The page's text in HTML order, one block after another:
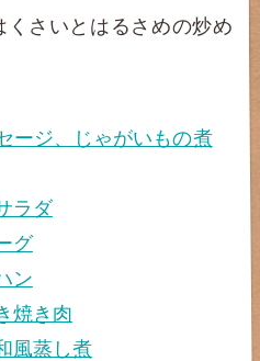
くさいとはるさめの炒め
ージ、じゃがいもの煮
ラダ
グ
ン
焼き肉
風蒸し煮